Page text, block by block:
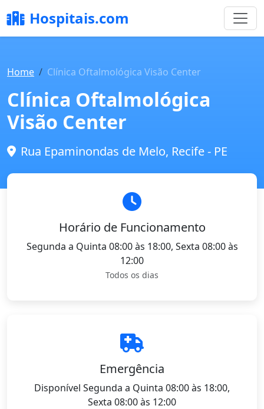
Hospitais.com
Home Clínica Oftalmológica Visão Center
Clínica Oftalmológica
Visão Center
Rua Epaminondas de Melo, Recife - PE
Horário de Funcionamento
Segunda a Quinta 08:00 às 18:00, Sexta 08:00 às
12:00
Todos os dias
Emergência
Disponível Segunda a Quinta 08:00 às 18:00,
Sexta 08:00 às 12:00